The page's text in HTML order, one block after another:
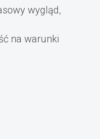
wygląd,
na warunki